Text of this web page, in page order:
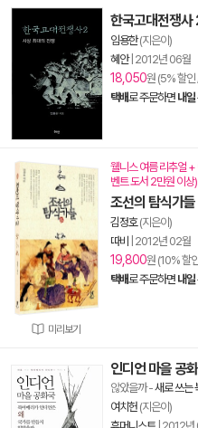
한국고대전쟁사
임용한(지은이)
혜안| 2012년 06월
18,050원 (5% 할
택배로 주문하면 내일
미리보기
웰니스 여름 리추얼 +
벤트 도서 2만원 이상)
조선의 탐식가들
김정호(지은이)
따비
2012년 02월
19,800원 (10% 할
택배로 주문하면 내일
인디언 마을 공
않았을까-새로 쓰는
여치헌 (지은이)